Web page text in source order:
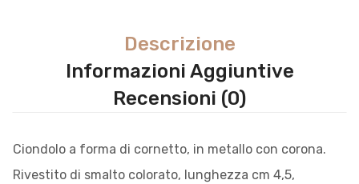
Descrizione
Informazioni Aggiuntive
Recensioni (0)
Ciondolo a forma di cornetto, in metallo con corona.
Rivestito di smalto colorato, lunghezza cm 4,5,